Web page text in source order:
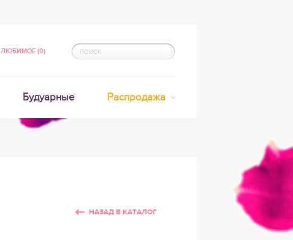
ЛЮБИМОЕ (0)
Будуарные Распродажа
НАЗАД В КАТАЛОГ